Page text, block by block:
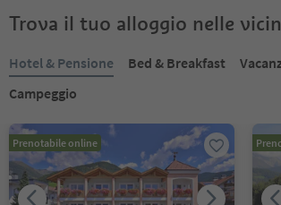
Trova il tuo alloggio nelle
Hotel & Pensione Bed & Breakfast
Campeggio
Prenotabile online